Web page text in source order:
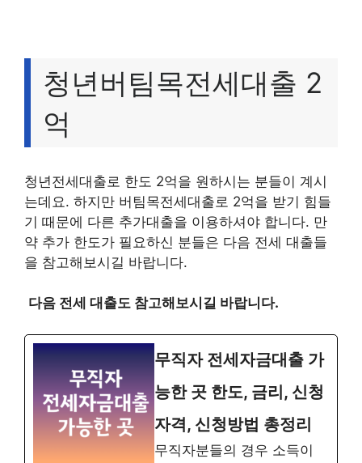
청년버팀목전세대출 2
억
청년전세대출로 한도 2억을 원하시는 분들이 계시
는데요. 하지만 버팀목전세대출로 2억을 받기 힘들
기 때문에 다른 추가대출을 이용하셔야 합니다. 만
약 추가 한도가 필요하신 분들은 다음 전세 대출들
을 참고해보시길 바랍니다.
다음 전세 대출도 참고해보시길 바랍니다.
무직자 전세자금대출 가
능한 곳 한도, 금리, 신청
자격, 신청방법 총정리
무직자분들의 경우 소득이